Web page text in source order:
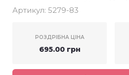
Артикул: 5279-83
РОЗДРІБНА ЦІНА
695.00 грн